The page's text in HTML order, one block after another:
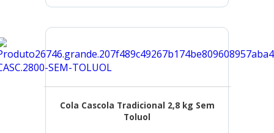
Cola Cascola Tradicional 2,8 kg Sem
Toluol